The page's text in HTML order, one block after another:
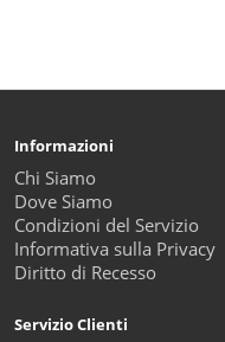
Informazioni
Chi Siamo
Dove Siamo
Condizioni del Servizio
Informativa sulla Privacy
Diritto di Recesso
Servizio Clienti